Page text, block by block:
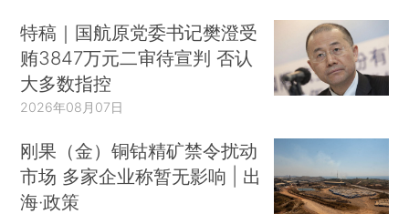
特稿｜国航原党委书记樊澄受
贿3847万元二审待宣判 否认
大多数指控
2026年08月07日
刚果（金）铜钴精矿禁令扰动
市场 多家企业称暂无影响 | 出
海·政策